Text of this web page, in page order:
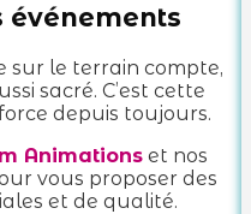
événements
sur le terrain compte,
sacré. C’est cette
depuis toujours.
Animationset nos
vous proposer des
et de qualité.